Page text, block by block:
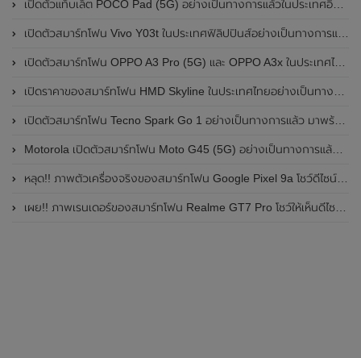
เปิดตัวแท็บเล็ต POCO Pad (5G) อย่างเป็นทางการแล้วในประเทศอินเดีย มาพร้อมชิปเซ็ต Snapdragon 7s Gen 2 ของ Qualcomm และรองรับเครือข่าย 5G
เปิดตัวสมาร์ทโฟน Vivo Y03t ในประเทศฟิลิปปินส์อย่างเป็นทางการแล้ว มาพร้อมชิปเซ็ต Unisoc T612 , กล้องหลัง ความละเอียด 13MP , แบตเตอรี่ 5,000mAh และหน้าจอแสดงผล LCD / 90Hz
เปิดตัวสมาร์ทโฟน OPPO A3 Pro (5G) และ OPPO A3x ในประเทศไทยอย่างเป็นทางการแล้ว ในราคาเริ่มต้นเพียง 3,999 บาท
เปิดราคาของสมาร์ทโฟน HMD Skyline ในประเทศไทยอย่างเป็นทางการแล้ว ราคา 14,990 บาท
เปิดตัวสมาร์ทโฟน Tecno Spark Go 1 อย่างเป็นทางการแล้ว มาพร้อมหน้าจอแสดงผล LCD / 120Hz , แบตเตอรี่ 5,000mAh และใช้ชิปเซ็ต Unisoc
Motorola เปิดตัวสมาร์ทโฟน Moto G45 (5G) อย่างเป็นทางการแล้วในอินเดีย
หลุด!! ภาพตัวเครื่องจริงของสมาร์ทโฟน Google Pixel 9a โชว์ดีไซน์ใหม่ กล้องหลังแบนราบ ไม่มีกรอบของกล้องแล้ว
เผย!! ภาพเรนเดอร์ของสมาร์ทโฟน Realme GT7 Pro โชว์ให้เห็นดีไซน์ใหม่ พร้อมเผยรายละเอียดสเปกที่สำคัญบางส่วน